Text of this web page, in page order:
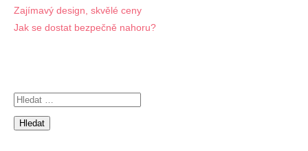
Navigace
pro
Zajímavý design, skvělé ceny
Jak se dostat bezpečně nahoru?
Vyhledávání